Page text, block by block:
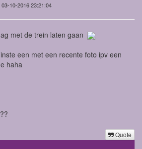
10-2016 23:21:04
met de trein laten gaan
een met een recente foto ipv een
haha
Quote